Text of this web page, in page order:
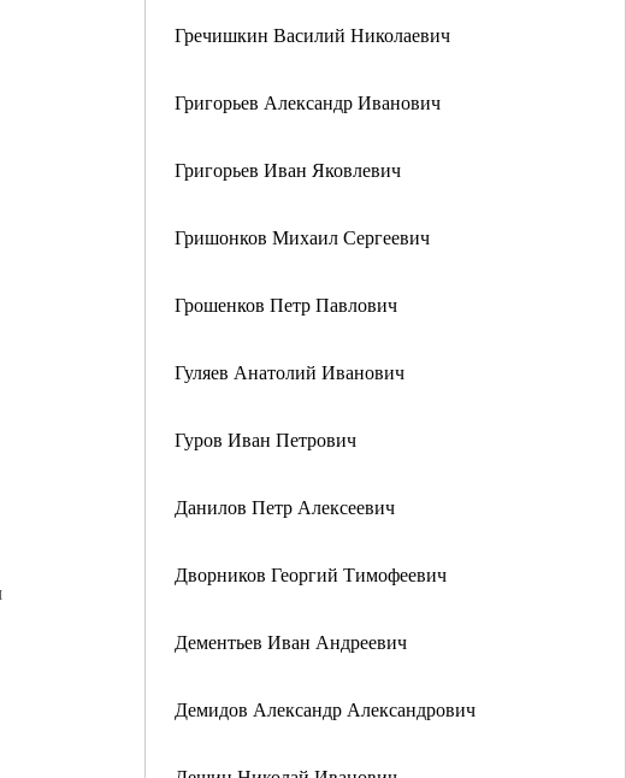
Гречишкин Василий Николаевич
Григорьев Александр Иванович
Григорьев Иван Яковлевич
Гришонков Михаил Сергеевич
Грошенков Петр Павлович
Гуляев Анатолий Иванович
Гуров Иван Петрович
Данилов Петр Алексеевич
Дворников Георгий Тимофеевич
Дементьев Иван Андреевич
Демидов Александр Александрович